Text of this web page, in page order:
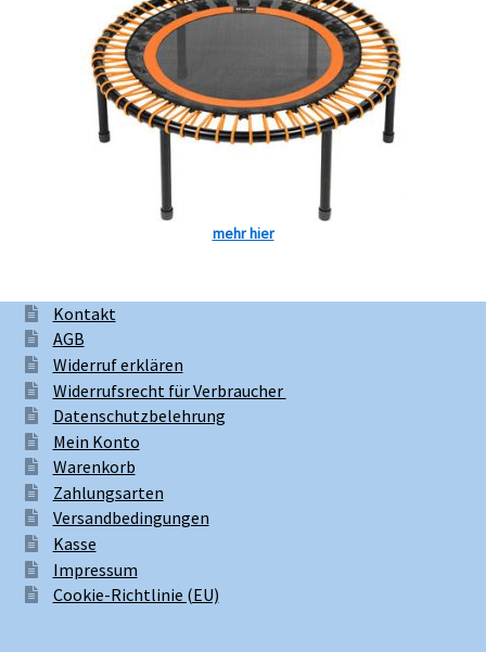
mehr hier
Kontakt
AGB
Widerruf erklären
Widerrufsrecht für Verbraucher
Datenschutzbelehrung
Mein Konto
Warenkorb
Zahlungsarten
Versandbedingungen
Kasse
Impressum
Cookie-Richtlinie (EU)